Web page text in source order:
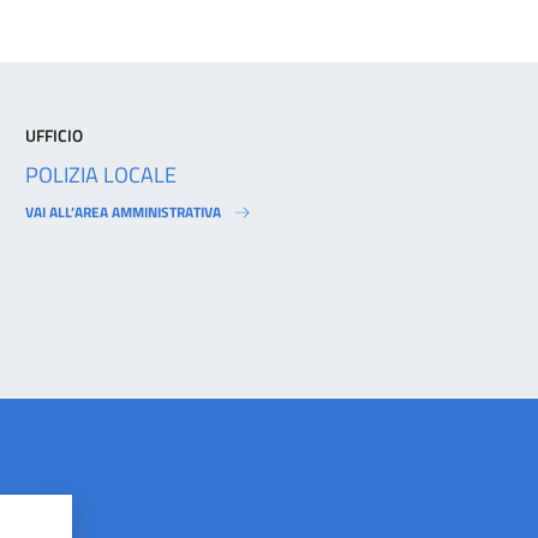
UFFICIO
POLIZIA LOCALE
VAI ALL’AREA AMMINISTRATIVA